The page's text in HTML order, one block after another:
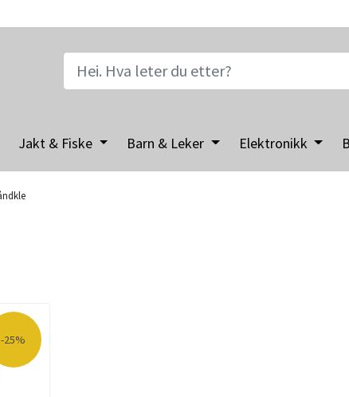
Jakt & Fiske Barn & Leker Elektronikk
-25%